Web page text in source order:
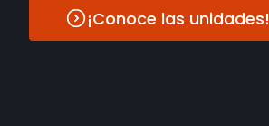
¡Conoce las unidades!